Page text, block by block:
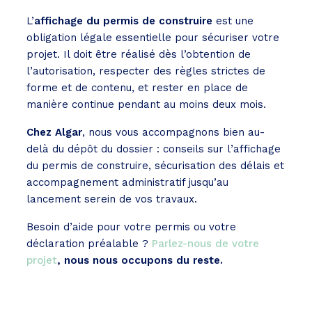
L’affichage du permis de construire est une
obligation légale essentielle pour sécuriser votre
projet. Il doit être réalisé dès l’obtention de
l’autorisation, respecter des règles strictes de
forme et de contenu, et rester en place de
manière continue pendant au moins deux mois.
Chez Algar, nous vous accompagnons bien au-
delà du dépôt du dossier : conseils sur l’affichage
du permis de construire, sécurisation des délais et
accompagnement administratif jusqu’au
lancement serein de vos travaux.
Besoin d’aide pour votre permis ou votre
déclaration préalable ? Parlez-nous de votre
projet, nous nous occupons du reste.